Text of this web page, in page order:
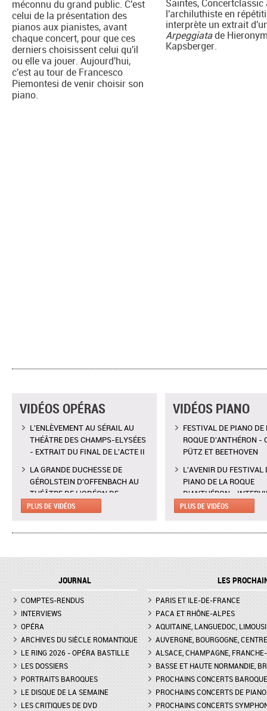
méconnu du grand public. C'est
celui de la présentation des
pianos aux pianistes, avant
chaque concert, pour que ces
derniers choisissent celui qu'il
ou elle va jouer. Aujourd'hui,
c'est au tour de Francesco
Piemontesi de venir choisir son
piano.
Saintes,
l'archiluthiste en
interprète un extrait
Arpeggiatade
Kapsberger.
VIDÉOS OPÉRAS
L'ENLÈVEMENT AU SÉRAIL AU
THÉÂTRE DES CHAMPS-ELYSÉES
- EXTRAIT DU FINAL DE L'ACTE II
LA GRANDE DUCHESSE DE
GÉROLSTEIN D'OFFENBACH AU
THÉÂTRE DE L'ODÉON DE
MARSEILLE - EXTRAIT DE "AH !
L'ENLÈVEMENT AU SÉRAIL AU
- INTERVIEW DE MANON
LA GRANDE DUCHESSE DE
GÉROLSTEIN D'OFFENBACH AU
THÉÂTRE DE L'ODÉON DE
MARSEILLE - INTERVIEW D'YVES
COUDRAY, METTEUR EN SCÈN
DON GIOVANNI À L'OPÉRA DE
MONTPELLIER - EXTRAIT DE
"TREMA, TREMA, O SCELLERATO!"
PLUS DE VIDÉOS
VIDÉOS PIANO
FESTIVAL DE PIANO DE
ROQUE D'ANTHÉRON -
PÜTZ ET BEETHOVEN
L'AVENIR DU FESTIVAL
PIANO DE LA ROQUE
D'ANTHÉRON -
CLAIRE DÉSERT, CO-
MARTINA MEOLA
BUNIATISHVILI AU
D'ANTHÉRON
FESTIVAL DE PIANO DE
ROQUE D'ANTHÉON -
DE LA PRÉSENTATION
PIANOS
FESTIVAL CHOPIN À
INTERVIEW DE CLAIRE-
GUAY
PLUS DE VIDÉOS
JOURNAL
COMPTES-RENDUS
INTERVIEWS
OPÉRA
ARCHIVES DU SIÈCLE ROMANTIQUE
LE RING 2026 - OPÉRA BASTILLE
LES DOSSIERS
PORTRAITS BAROQUES
LE DISQUE DE LA SEMAINE
LES CRITIQUES DE DVD
LES
PARIS ET ILE-DE-FRANCE
PACA ET RHÔNE-ALPES
AQUITAINE, LANGUEDOC,
AUVERGNE, BOURGOGNE, CENTRE
ALSACE, CHAMPAGNE,
BASSE ET HAUTE NORMANDIE,
PROCHAINS CONCERTS
PROCHAINS CONCERTS DE PIANO
PROCHAINS CONCERTS